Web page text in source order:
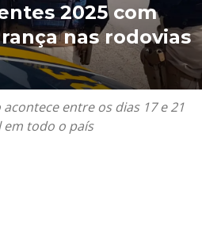
2025 com
nas rodovias
entre os dias 17 e 21
em todo o país